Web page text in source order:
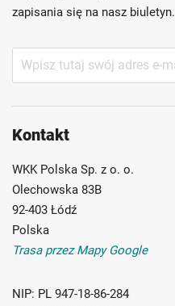
zapisania się na nasz biuletyn.
nasz
Kontakt
WKK Polska Sp. z o. o.
Olechowska 83B
92-403 Łódź
Polska
Trasa przez Mapy Google
NIP: PL 947-18-86-284